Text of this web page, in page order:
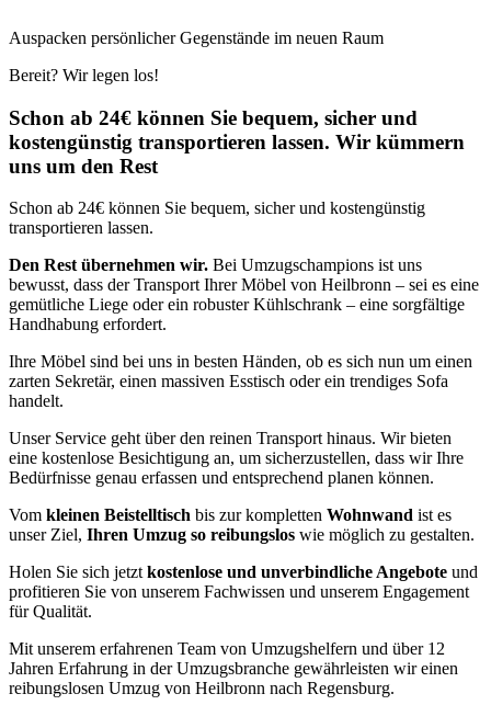
Auspacken persönlicher Gegenstände im neuen Raum
Bereit? Wir legen los!
Schon ab 24€ können Sie bequem, sicher und
kostengünstig transportieren lassen. Wir kümmern
uns um den Rest
Schon ab 24€ können Sie bequem, sicher und kostengünstig
transportieren lassen.
Den Rest übernehmen wir. Bei Umzugschampions ist uns
bewusst, dass der Transport Ihrer Möbel von Heilbronn – sei es eine
gemütliche Liege oder ein robuster Kühlschrank – eine sorgfältige
Handhabung erfordert.
Ihre Möbel sind bei uns in besten Händen, ob es sich nun um einen
zarten Sekretär, einen massiven Esstisch oder ein trendiges Sofa
handelt.
Unser Service geht über den reinen Transport hinaus. Wir bieten
eine kostenlose Besichtigung an, um sicherzustellen, dass wir Ihre
Bedürfnisse genau erfassen und entsprechend planen können.
Vom kleinen Beistelltisch bis zur kompletten Wohnwand ist es
unser Ziel, Ihren Umzug so reibungslos wie möglich zu gestalten.
Holen Sie sich jetzt kostenlose und unverbindliche Angebote und
profitieren Sie von unserem Fachwissen und unserem Engagement
für Qualität.
Mit unserem erfahrenen Team von Umzugshelfern und über 12
Jahren Erfahrung in der Umzugsbranche gewährleisten wir einen
reibungslosen Umzug von Heilbronn nach Regensburg.